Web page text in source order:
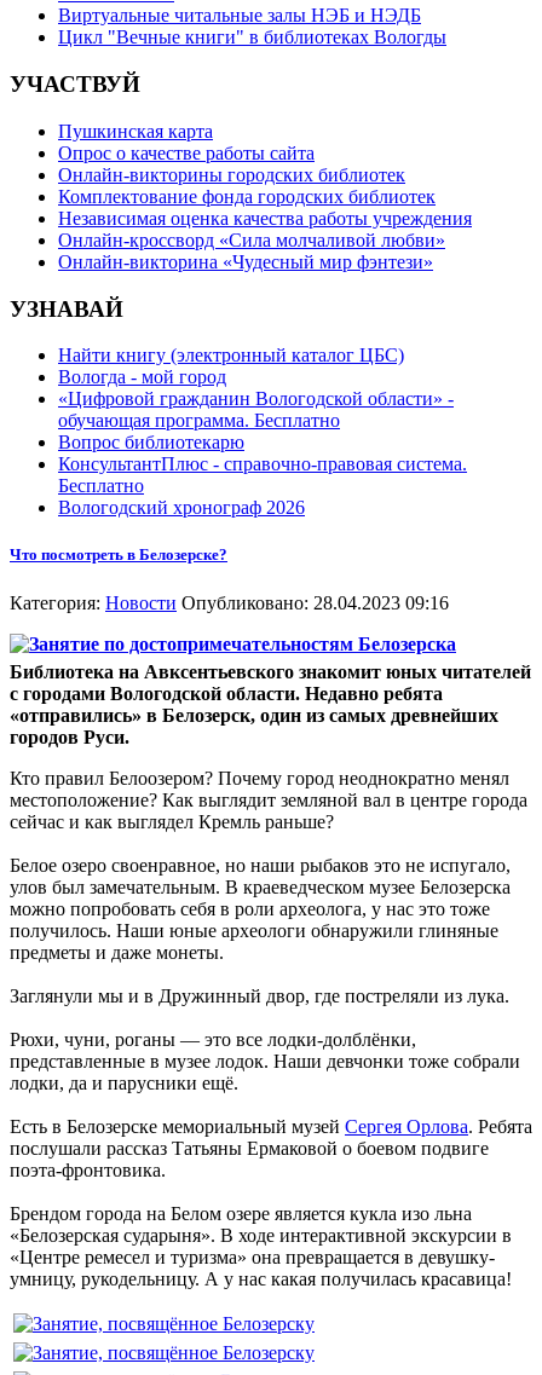
Виртуальные читальные залы НЭБ и НЭДБ
Цикл "Вечные книги" в библиотеках Вологды
УЧАСТВУЙ
Пушкинская карта
Опрос о качестве работы сайта
Онлайн-викторины городских библиотек
Комплектование фонда городских библиотек
Независимая оценка качества работы учреждения
Онлайн-кроссворд «Сила молчаливой любви»
Онлайн-викторина «Чудесный мир фэнтези»
УЗНАВАЙ
Найти книгу (электронный каталог ЦБС)
Вологда - мой город
«Цифровой гражданин Вологодской области» -
обучающая программа. Бесплатно
Вопрос библиотекарю
КонсультантПлюс - справочно-правовая система.
Бесплатно
Вологодский хронограф 2026
Что посмотреть в Белозерске?
Категория: Новости Опубликовано: 28.04.2023 09:16
Библиотека на Авксентьевского знакомит юных читателей
с городами Вологодской области. Недавно ребята
«отправились» в Белозерск, один из самых древнейших
городов Руси.
Кто правил Белоозером? Почему город неоднократно менял
местоположение? Как выглядит земляной вал в центре города
сейчас и как выглядел Кремль раньше?
Белое озеро своенравное, но наши рыбаков это не испугало,
улов был замечательным. В краеведческом музее Белозерска
можно попробовать себя в роли археолога, у нас это тоже
получилось. Наши юные археологи обнаружили глиняные
предметы и даже монеты.
Заглянули мы и в Дружинный двор, где постреляли из лука.
Рюхи, чуни, роганы — это все лодки-долблёнки,
представленные в музее лодок. Наши девчонки тоже собрали
лодки, да и парусники ещё.
Есть в Белозерске мемориальный музей Сергея Орлова. Ребята
послушали рассказ Татьяны Ермаковой о боевом подвиге
поэта-фронтовика.
Брендом города на Белом озере является кукла изо льна
«Белозерская сударыня». В ходе интерактивной экскурсии в
«Центре ремесел и туризма» она превращается в девушку-
умницу, рукодельницу. А у нас какая получилась красавица!